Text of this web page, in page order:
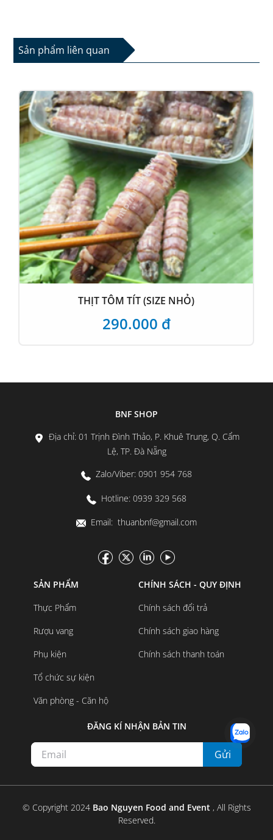
Sản phẩm liên quan
THỊT TÔM TÍT (SIZE NHỎ)
290.000 đ
BNF SHOP
Địa chỉ: 01 Trịnh Đình Thảo, P. Khuê Trung, Q. Cẩm
Lệ, TP. Đà Nẵng
Zalo/Viber: 0901 954 768
Hotline: 0939 329 568
Email: thuanbnf@gmail.com
SẢN PHẨM
Thực Phẩm
Rượu vang
Phụ kiện
Tổ chức sự kiện
Văn phòng - Căn hộ
CHÍNH SÁCH - QUY ĐỊNH
Chính sách đổi trả
Chính sách giao hàng
Chính sách thanh toán
ĐĂNG KÍ NHẬN BẢN TIN
Gửi
© Copyright 2024 Bao Nguyen Food and Event , All Rights
Reserved.